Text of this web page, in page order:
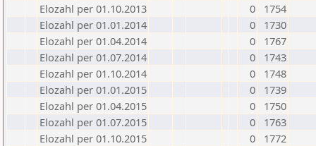
Elozahl per 01.10.2013
0
1754
Elozahl per 01.01.2014
0
1730
Elozahl per 01.04.2014
0
1767
Elozahl per 01.07.2014
0
1743
Elozahl per 01.10.2014
0
1748
Elozahl per 01.01.2015
0
1739
Elozahl per 01.04.2015
0
1750
Elozahl per 01.07.2015
0
1763
Elozahl per 01.10.2015
0
1772